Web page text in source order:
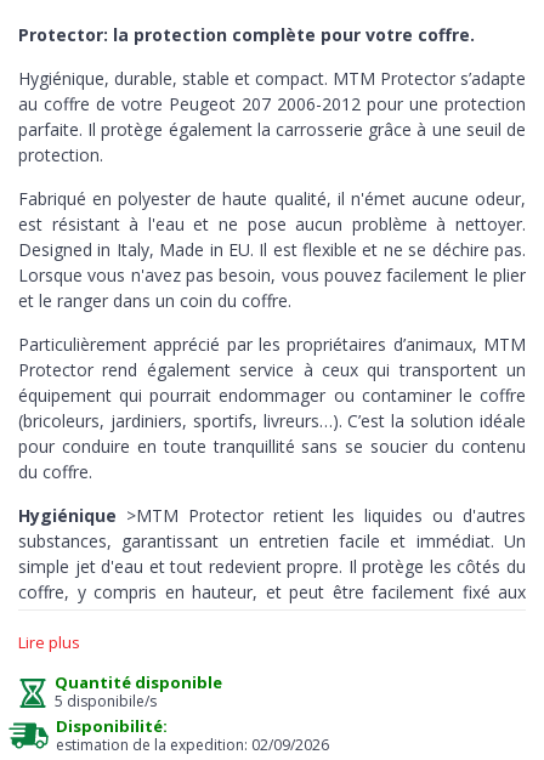
Protector: la protection complète pour votre coffre.
Hygiénique, durable, stable et compact. MTM Protector s’adapte
au coffre de votre Peugeot 207 2006-2012 pour une protection
parfaite. Il protège également la carrosserie grâce à une seuil de
protection.
Fabriqué en polyester de haute qualité, il n'émet aucune odeur,
est résistant à l'eau et ne pose aucun problème à nettoyer.
Designed in Italy, Made in EU. Il est flexible et ne se déchire pas.
Lorsque vous n'avez pas besoin, vous pouvez facilement le plier
et le ranger dans un coin du coffre.
Particulièrement apprécié par les propriétaires d’animaux, MTM
Protector rend également service à ceux qui transportent un
équipement qui pourrait endommager ou contaminer le coffre
(bricoleurs, jardiniers, sportifs, livreurs…). C’est la solution idéale
pour conduire en toute tranquillité sans se soucier du contenu
du coffre.
Hygiénique >MTM Protector retient les liquides ou d'autres
substances, garantissant un entretien facile et immédiat. Un
simple jet d'eau et tout redevient propre. Il protège les côtés du
coffre, y compris en hauteur, et peut être facilement fixé aux
aux produits chimiques et aux températures extrêmes. Les
coutures renforcées garantissent une longue durée de vie. Enfin,
le seuil de protection protège votre pare-chocs contre les
Lire plus
Quantité disponible
5 disponibile/s
Disponibilité:
estimation de la expedition: 02/09/2026